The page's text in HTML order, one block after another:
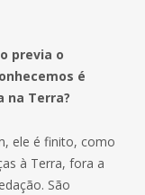
previa o
é
na Terra?
ele é finito, como
à Terra, fora a
São